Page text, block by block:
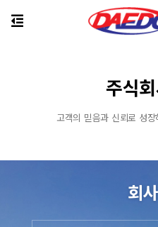
주식
고객의 믿음과 신뢰로 성
회